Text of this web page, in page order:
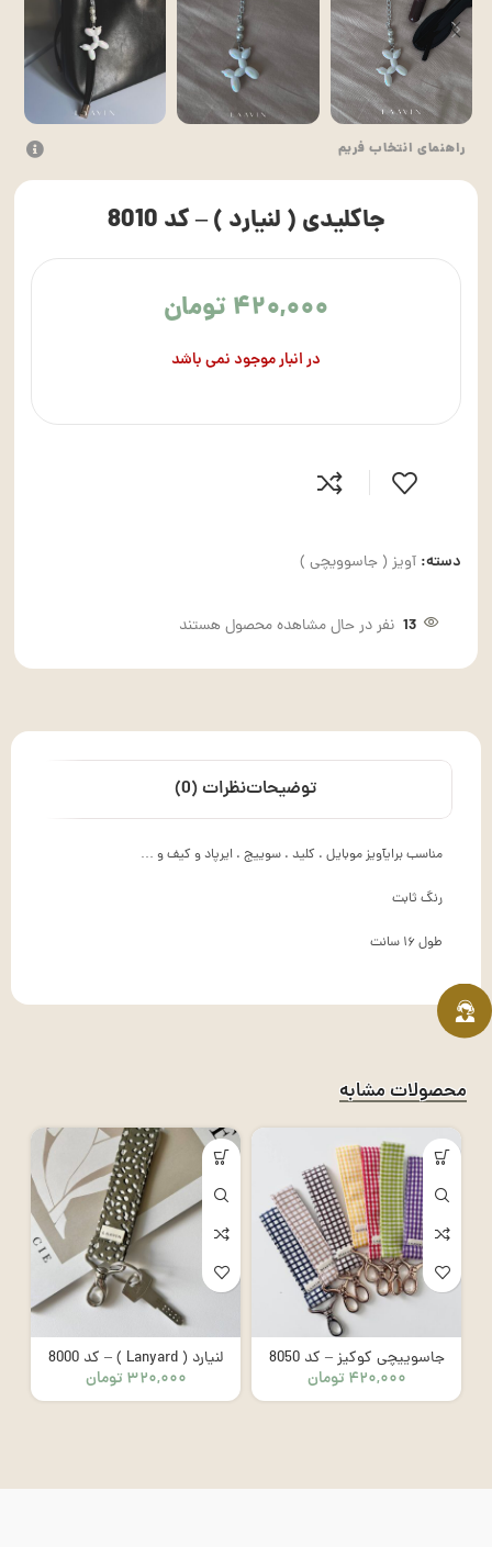
راهنمای انتخاب فریم
جاکلیدی ( لنیارد ) – کد 8010
۴۲۰,۰۰۰تومان
در انبار موجود نمی باشد
دسته: آویز ( جاسوویچی )
13 نفر در حال مشاهده محصول هستند
توضیحاتنظرات (0)
مناسب برایآویز موبایل . کلید . سوییج . ایرپاد و کیف و …
رنگ ثابت
طول ۱۶ سانت
محصولات مشابه
جاسوییچی کوکیز – کد 8050
۴۲۰,۰۰۰ تومان
لنیارد ( Lanyard ) – کد 8000
۳۲۰,۰۰۰ تومان